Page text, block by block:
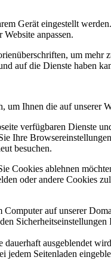
Gerät eingestellt
anpassen.
um mehr
auf die Dienste haben
um Ihnen die auf unserer
verfügbaren Dienste
Ihre
besuchen.
Cookies ablehnen
oder andere Cookies
auf unserer
Sicherheitseinstellungen
ausgeblendet
Seitenladen